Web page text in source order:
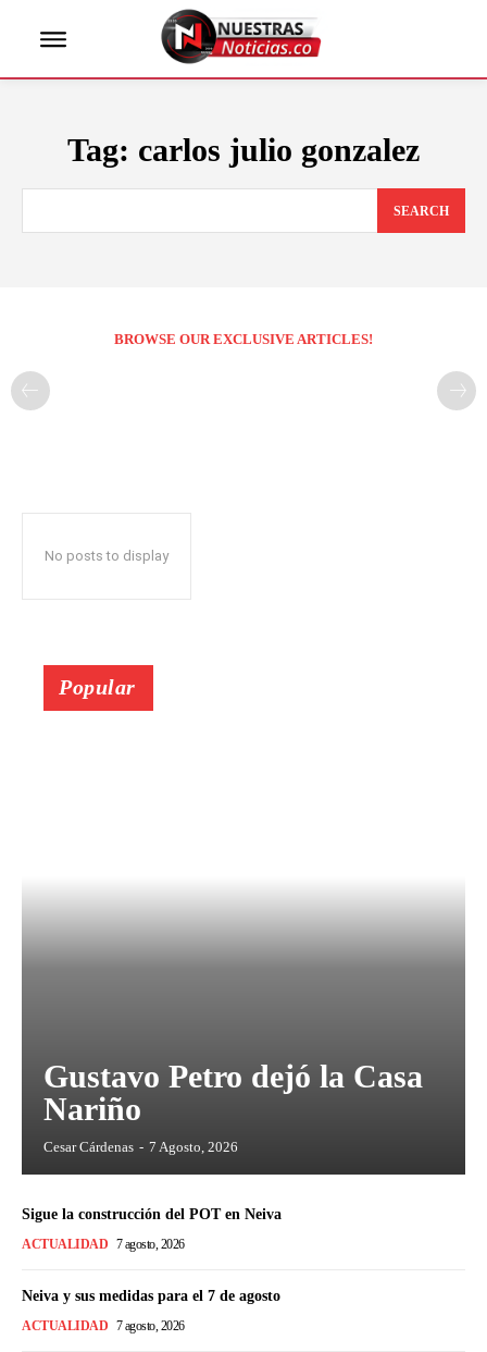
Tag: carlos julio gonzalez
SEARCH
BROWSE OUR EXCLUSIVE ARTICLES!
No posts to display
Popular
Gustavo Petro dejó la Casa
Nariño
Cesar Cárdenas - 7 Agosto, 2026
Sigue la construcción del POT en Neiva
ACTUALIDAD 7 agosto, 2026
Neiva y sus medidas para el 7 de agosto
ACTUALIDAD 7 agosto, 2026